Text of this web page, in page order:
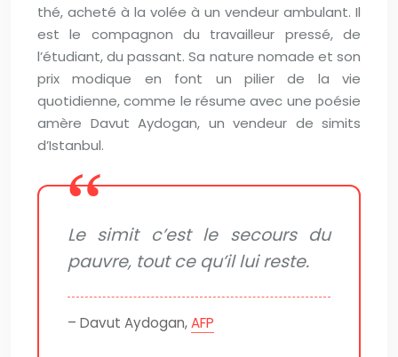
thé, acheté à la volée à un vendeur ambulant. Il
est le compagnon du travailleur pressé, de
l’étudiant, du passant. Sa nature nomade et son
prix modique en font un pilier de la vie
quotidienne, comme le résume avec une poésie
amère Davut Aydogan, un vendeur de simits
d’Istanbul.
Le simit c’est le secours du
pauvre, tout ce qu’il lui reste.
– Davut Aydogan,AFP